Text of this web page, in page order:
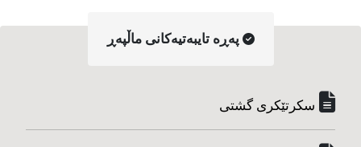
په‌ڕه‌ تایبه‌تیه‌کانی ماڵپه‌ڕ
سکرتێکری گشتی